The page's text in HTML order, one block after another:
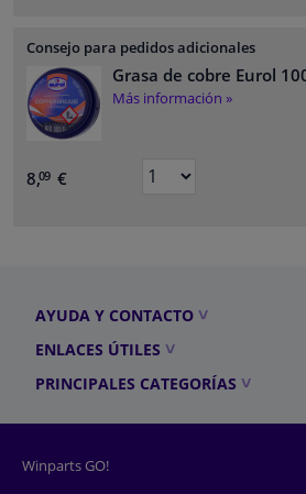
Consejo para pedidos adicionales
Grasa de cobre Eurol
Más información »
8,09 €
AYUDA Y CONTACTO
ENLACES ÚTILES
PRINCIPALES CATEGORÍAS
Winparts GO!